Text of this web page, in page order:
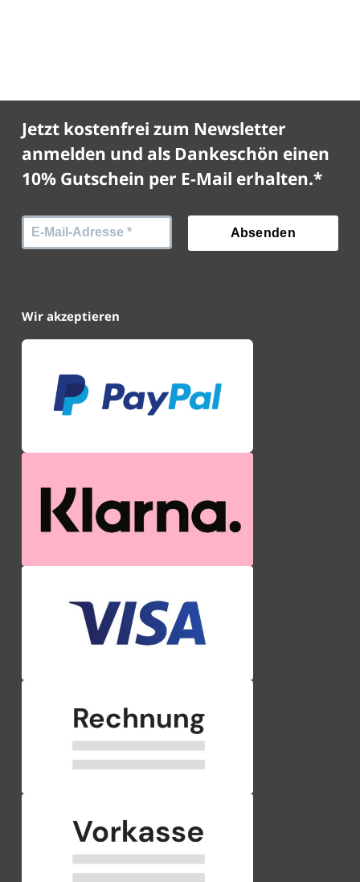
Jetzt kostenfrei zum Newsletter
anmelden und als Dankeschön einen
10% Gutschein per E-Mail erhalten.*
Wir akzeptieren